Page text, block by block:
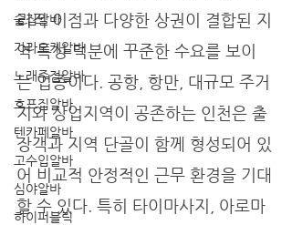
술집알바
가라오케알바
노래주점알바
호프집알바
텐카페알바
고수입알바
심야알바
하이퍼블릭
리적 이점과 다양한 상권이 결합된 지
역 특성 덕분에 꾸준한 수요를 보이
는 업종이다. 공항, 항만, 대규모 주거
지와 상업지역이 공존하는 인천은 출
장객과 지역 단골이 함께 형성되어 있
어 비교적 안정적인 근무 환경을 기대
할 수 있다. 특히 타이마사지, 아로마